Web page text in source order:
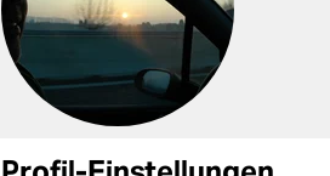
gesellschaft
kultur